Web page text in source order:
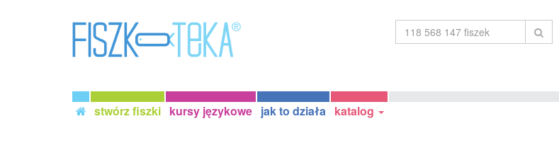
stwórz fiszki kursy językowe jak to działa katalog